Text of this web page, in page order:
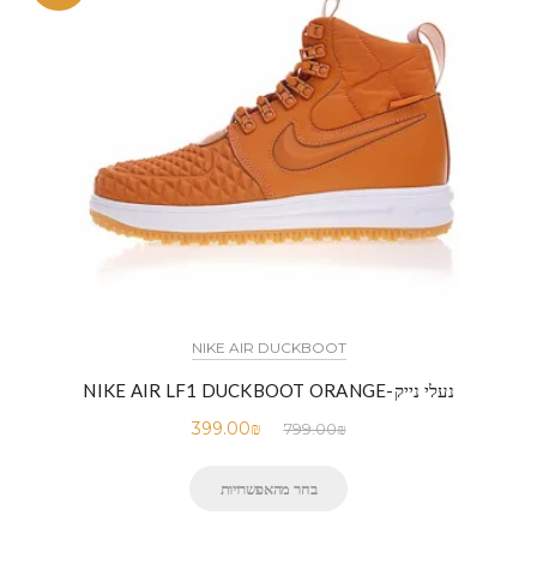
NIKE AIR DUCKBOOT
נעלי נייק-NIKE AIR LF1 DUCKBOOT ORANGE
799.00₪
399.00₪
בחר מהאפשרויות